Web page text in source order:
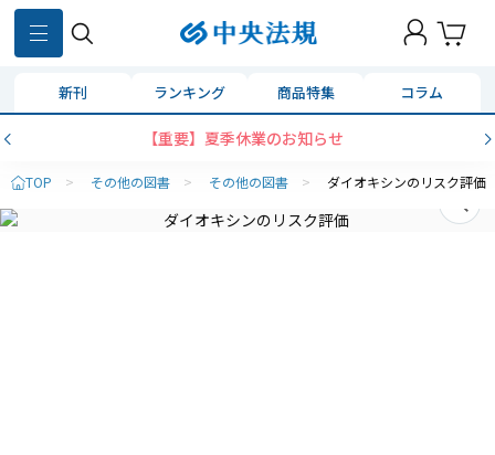
新刊 ランキング 商品特集 コラム
【重要】夏季休業のお知らせ
TOP > その他の図書 > その他の図書 > ダイオキシンのリスク評価